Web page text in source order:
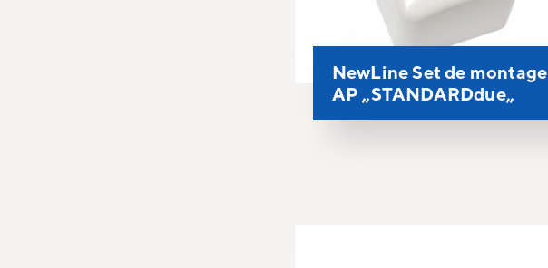
NewLine Set de montage
AP „STANDARDdue„